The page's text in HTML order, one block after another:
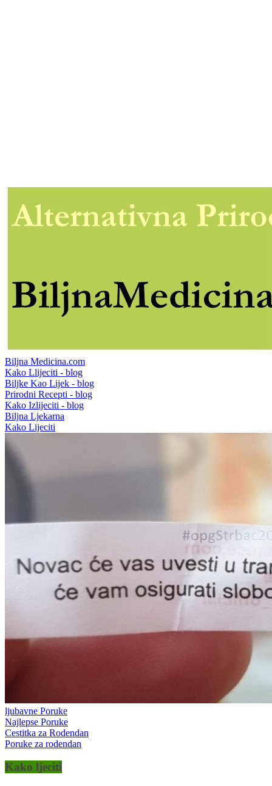
Biljna Medicina.com
Kako Llijeciti - blog
Biljke Kao Lijek - blog
Prirodni Recepti - blog
Kako Izlijeciti - blog
Biljna Ljekarna
Kako Lijeciti
ljubavne Poruke
Najlepse Poruke
Cestitka za Rodendan
Poruke za rodendan
Kako ljeciti